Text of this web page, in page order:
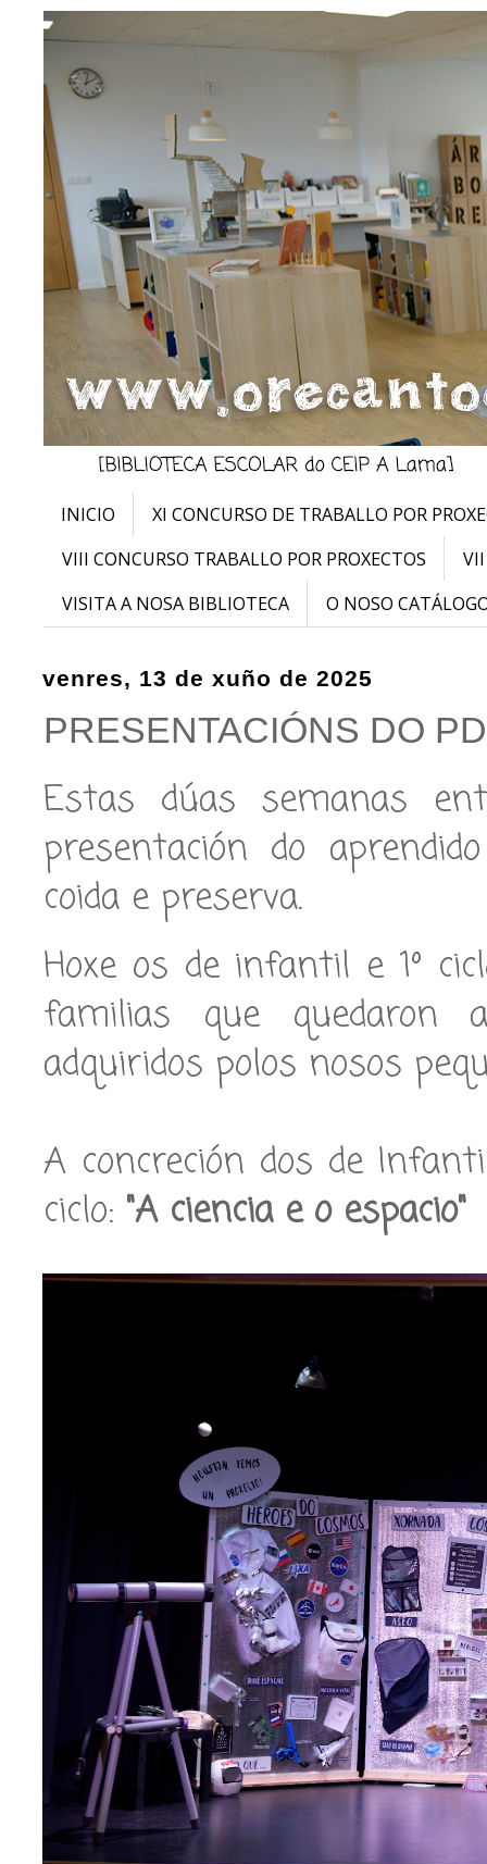
INICIO
XI CONCURSO DE TRABALLO POR
VIII CONCURSO TRABALLO POR PROXECTOS
VISITA A NOSA BIBLIOTECA
O NOSO
venres, 13 de xuño de 2025
PRESENTACIÓNS DO
Estas dúas semanas
presentación do
coida e preserva.
Hoxe os de infantil e 1º
familias que quedaron
adquiridos polos nosos
A concreción dos de
ciclo: "A ciencia e o espacio"